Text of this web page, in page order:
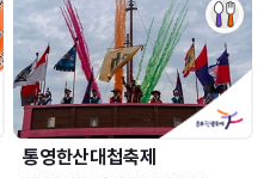
통영한산대첩축제